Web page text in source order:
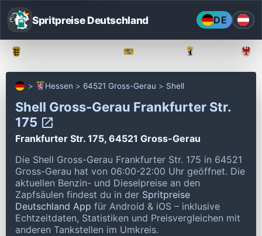
Spritpreise Deutschland DE
Hessen 64521 Gross-Gerau Shell
Shell Gross-Gerau Frankfurter Str.
175
Frankfurter Str. 175, 64521 Gross-Gerau
Die Shell Gross-Gerau Frankfurter Str. 175 in 64521
Gross-Gerau hat von 06:00-22:00 Uhr geöffnet. Die
aktuellen Benzin- und Dieselpreise an den
Zapfsäulen findest du in der Spritpreise
Deutschland App für Android & iOS – inklusive
Echtzeitdaten, Statistiken und Preisvergleichen mit
anderen Tankstellen im Umkreis.